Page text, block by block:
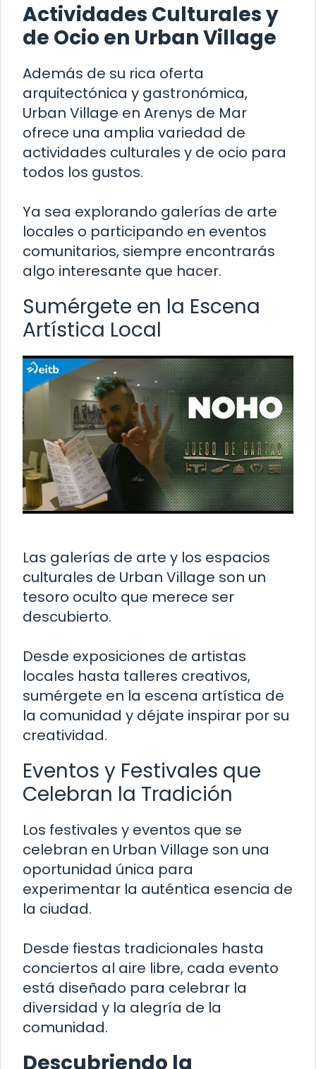
Actividades Culturales y
de Ocio en Urban Village
Además de su rica oferta
arquitectónica y gastronómica,
Urban Village en Arenys de Mar
ofrece una amplia variedad de
actividades culturales y de ocio para
todos los gustos.
Ya sea explorando galerías de arte
locales o participando en eventos
comunitarios, siempre encontrarás
algo interesante que hacer.
Sumérgete en la Escena
Artística Local
Las galerías de arte y los espacios
culturales de Urban Village son un
tesoro oculto que merece ser
descubierto.
Desde exposiciones de artistas
locales hasta talleres creativos,
sumérgete en la escena artística de
la comunidad y déjate inspirar por su
creatividad.
Eventos y Festivales que
Celebran la Tradición
Los festivales y eventos que se
celebran en Urban Village son una
oportunidad única para
experimentar la auténtica esencia de
la ciudad.
Desde fiestas tradicionales hasta
conciertos al aire libre, cada evento
está diseñado para celebrar la
diversidad y la alegría de la
comunidad.
Descubriendo la